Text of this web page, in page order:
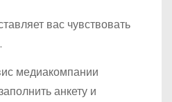
вас чувствовать
медиакомпании
анкету и